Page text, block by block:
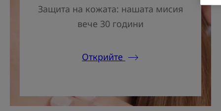
Защита на кожата: нашата мисия
вече 30 години
Открийте